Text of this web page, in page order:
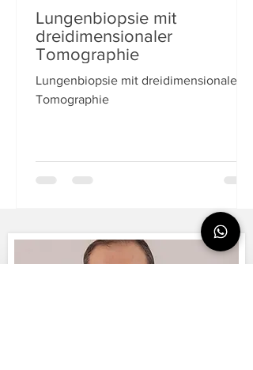
Lungenbiopsie mit
dreidimensionaler
Tomographie
Lungenbiopsie mit dreidimensionaler
Tomographie